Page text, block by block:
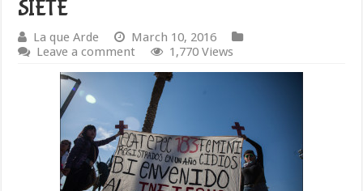
SIETE
La que Arde
March 10, 2016
Leave a comment
1,770 Views